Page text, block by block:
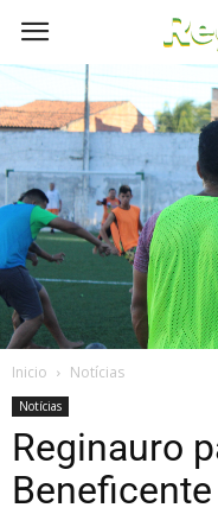
Inicio Notícias
Notícias
Reginauro